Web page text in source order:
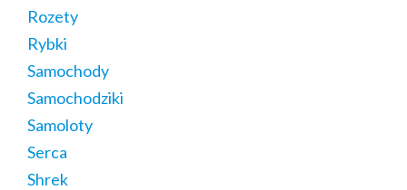
Rozety
Rybki
Samochody
Samochodziki
Samoloty
Serca
Shrek